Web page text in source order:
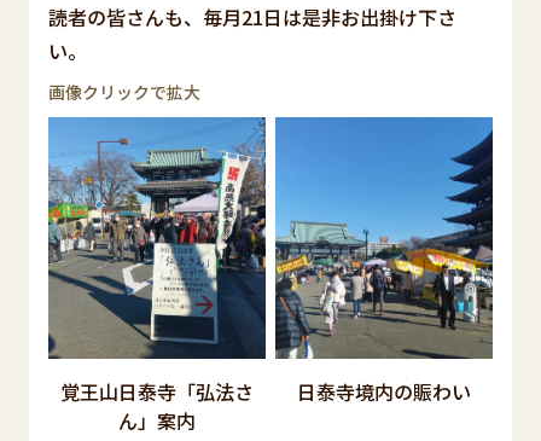
読者の皆さんも、毎月21日は是非お出掛け下さ
い。
画像クリックで拡大
覚王山日泰寺「弘法さ
ん」案内
日泰寺境内の賑わい